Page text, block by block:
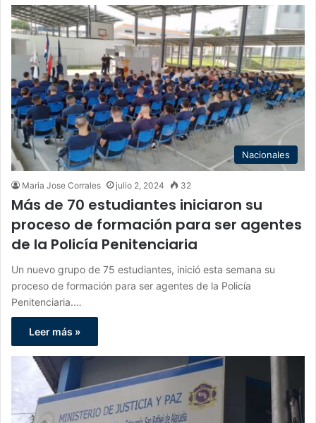
Nacionales
Maria Jose Corrales julio 2, 2024 32
Más de 70 estudiantes iniciaron su
proceso de formación para ser agentes
de la Policía Penitenciaria
Un nuevo grupo de 75 estudiantes, inició esta semana su
proceso de formación para ser agentes de la Policía
Penitenciaria.…
Leer más »